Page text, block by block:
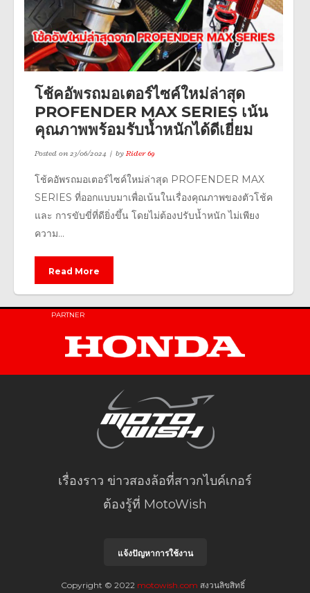
โช้คอัพรถมอเตอร์ไซค์ใหม่ล่าสุด
PROFENDER MAX SERIES เน้น
คุณภาพพร้อมรับน้ำหนักได้ดีเยี่ยม
Posted on23/06/2024 byRider 69
โช้คอัพรถมอเตอร์ไซค์ใหม่ล่าสุด PROFENDER MAX
SERIES ที่ออกแบบมาเพื่อเน้นในเรื่องคุณภาพของตัวโช้ค
และ การขับขี่ที่ดียิ่งขึ้น โดยไม่ต้องปรับน้ำหนัก ไม่เพียง
ความ...
Read More
PARTNER
เรื่องราว ข่าวสองล้อที่สาวกไบค์เกอร์
ต้องรู้ที่ MotoWish
แจ้งปัญหาการใช้งาน
Copyright © 2022 motowish.com สงวนลิขสิทธิ์